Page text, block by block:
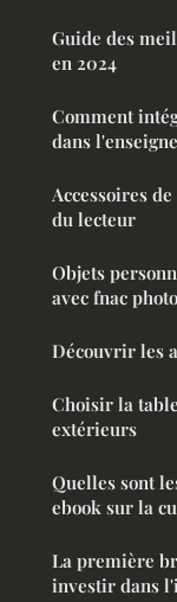
Guide des
en 2024
Comment
dans
Accessoires
du lecteur
Objets
avec fnac photo
Découvrir les
Choisir la
extérieurs
Quelles sont
ebook sur la
La première
investir dans